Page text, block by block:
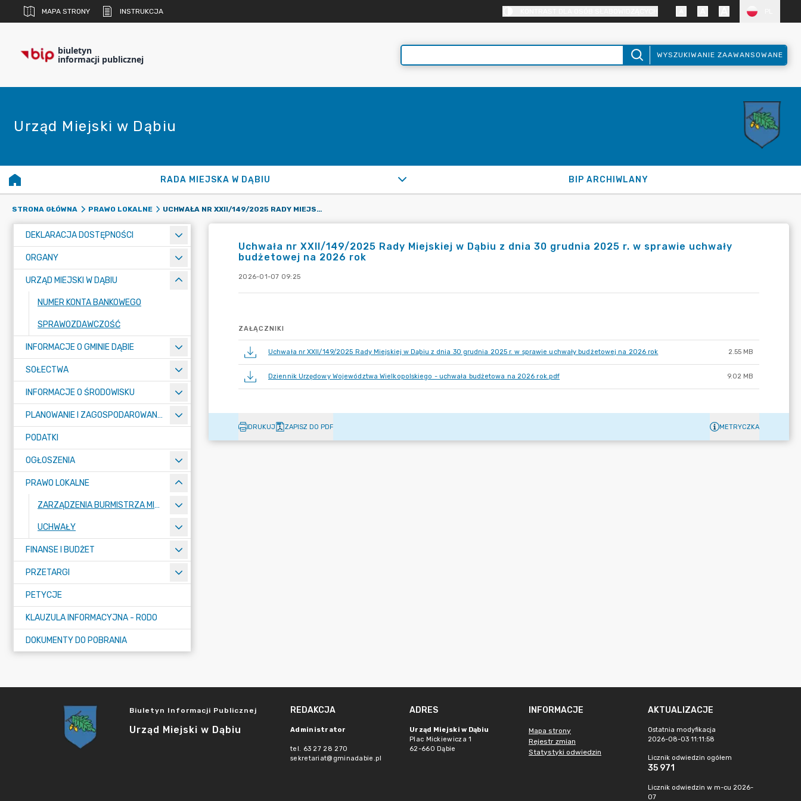
MAPA STRONY INSTRUKCJA
biuletyn
informacji publicznej WYSZUKIWANIE ZAAWANSOWANE
Urząd Miejski w Dąbiu
RADA MIEJSKA W DĄBIU BIP ARCHIWLANY
STRONA GŁÓWNA PRAWO LOKALNE UCHWAŁA NR XXII/149/2025 RADY MIEJSKIEJ W DĄBIU Z DNIA 30 GRUDNIA 2025 R. W SPRAWIE UCHWAŁY BUDŻETOWEJ NA 2026 ROK
DEKLARACJA DOSTĘPNOŚCI
ORGANY
URZĄD MIEJSKI W DĄBIU
NUMER KONTA BANKOWEGO
SPRAWOZDAWCZOŚĆ
INFORMACJE O GMINIE DĄBIE
SOŁECTWA
INFORMACJE O ŚRODOWISKU
PLANOWANIE I ZAGOSPODAROWANIE PRZESTRZENNE
PODATKI
OGŁOSZENIA
PRAWO LOKALNE
ZARZĄDZENIA BURMISTRZA MIASTA DĄBIE
UCHWAŁY
FINANSE I BUDŻET
PRZETARGI
PETYCJE
KLAUZULA INFORMACYJNA - RODO
DOKUMENTY DO POBRANIA
Uchwała nr XXII/149/2025 Rady Miejskiej w Dąbiu z dnia 30 grudnia 2025 r. w sprawie uchwały
budżetowej na 2026 rok
2026-01-07 09:25
ZAŁĄCZNIKI
Uchwała nr XXII/149/2025 Rady Miejskiej w Dąbiu z dnia 30 grudnia 2025 r. w sprawie uchwały budżetowej na 2026 rok 2.55 MB
Dziennik Urzędowy Województwa Wielkopolskiego - uchwała budżetowa na 2026 rok.pdf 9.02 MB
DRUKUJ ZAPISZ DO PDF METRYCZKA
Biuletyn Informacji Publicznej
Urząd Miejski w Dąbiu
REDAKCJA
Administrator
tel. 63 27 28 270
sekretariat@gminadabie.pl
ADRES
Urząd Miejski w Dąbiu
Plac Mickiewicza 1
62-660 Dąbie
INFORMACJE
Mapa strony
Rejestr zmian
Statystyki odwiedzin
AKTUALIZACJE
Ostatnia modyfikacja
2026-08-03 11:11:58
Licznik odwiedzin ogółem
35 971
Licznik odwiedzin w m-cu 2026-
07